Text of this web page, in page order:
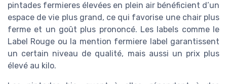
pintades fermieres élevées en plein air bénéficient d’un
espace de vie plus grand, ce qui favorise une chair plus
ferme et un goût plus prononcé. Les labels comme le
Label Rouge ou la mention fermiere label garantissent
un certain niveau de qualité, mais aussi un prix plus
élevé au kilo.